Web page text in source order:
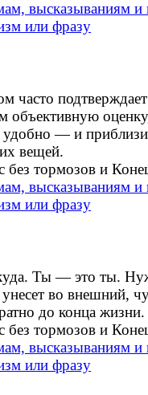
подтверждает
объективную
удобно — и
вещей.
без тормозов и
Ты — это ты.
унесет во внешний,
до конца жизни.
без тормозов и